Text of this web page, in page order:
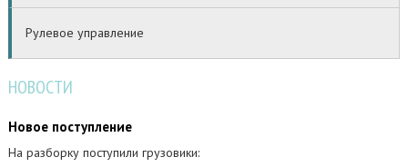
Рулевое управление
НОВОСТИ
Новое поступление
На разборку поступили грузовики: